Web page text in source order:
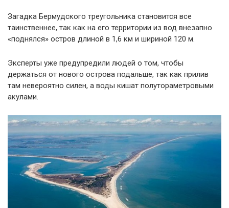
Загадка Бермудского треугольника становится все
таинственнее, так как на его территории из вод внезапно
«поднялся» остров длиной в 1,6 км и шириной 120 м.
Эксперты уже предупредили людей о том, чтобы
держаться от нового острова подальше, так как прилив
там невероятно силен, а воды кишат полутораметровыми
акулами.